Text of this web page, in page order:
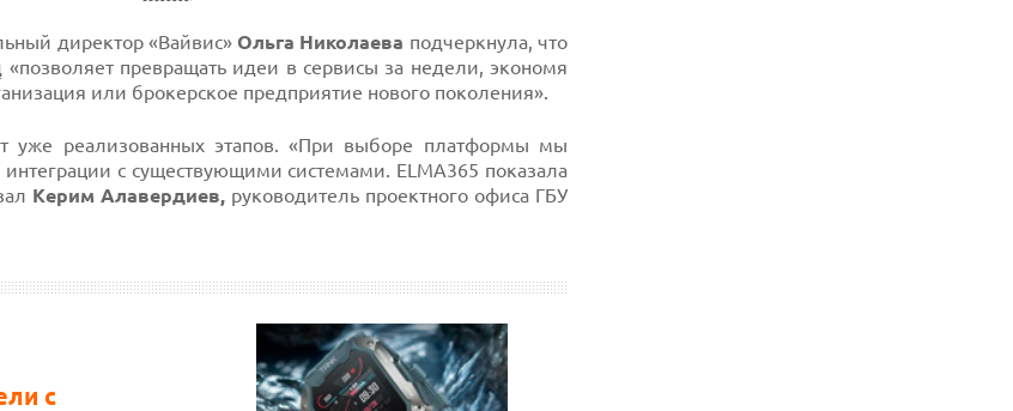
директор «Вайвис»Ольга Николаева подчеркнула, что
«позволяет превращать идеи в сервисы за недели, экономя
или брокерское предприятие нового поколения».
уже реализованных этапов. «При выборе платформы мы
интеграции с существующими системами. ELMA365 показала
Керим Алавердиев,руководитель проектного офиса ГБУ
с